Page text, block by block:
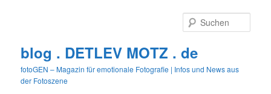
blog . DETLEV MOTZ . de
fotoGEN – Magazin für emotionale Fotografie | Infos und News aus
der Fotoszene